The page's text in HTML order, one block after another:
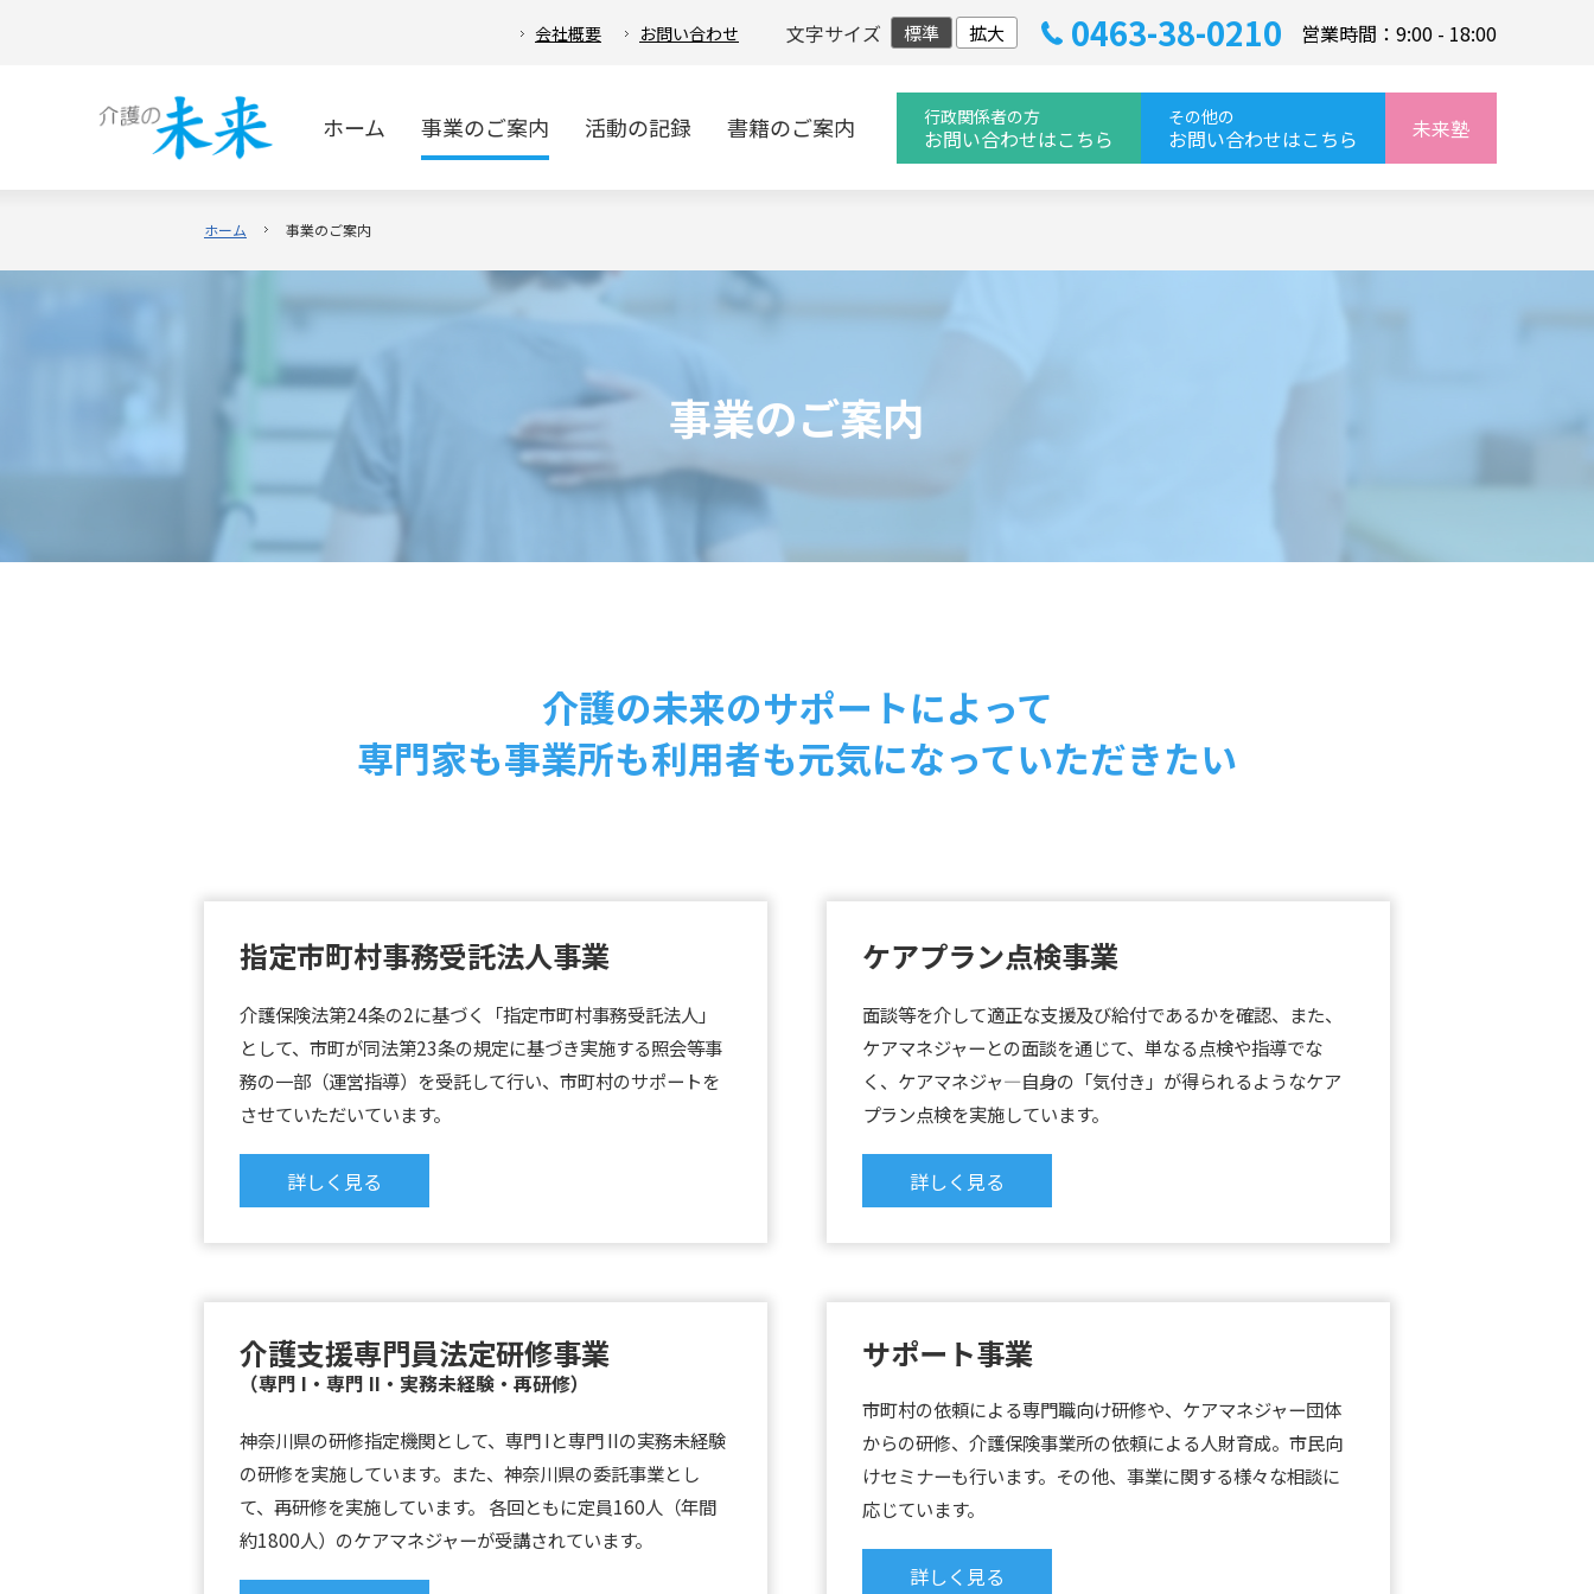
会社概要 お問い合わせ 文字サイズ 標準 拡大 0463-38-0210 営業時間：9:00 - 18:00
ホーム 事業のご案内 活動の記録 書籍のご案内 行政関係者の方
お問い合わせはこちら
その他の
お問い合わせはこちら 未来塾
ホーム 事業のご案内
事業のご案内
介護の未来のサポートによって
専門家も事業所も利用者も元気になっていただきたい
指定市町村事務受託法人事業
介護保険法第24条の2に基づく「指定市町村事務受託法人」
として、市町が同法第23条の規定に基づき実施する照会等事
務の一部（運営指導）を受託して行い、市町村のサポートを
させていただいています。
詳しく見る
ケアプラン点検事業
面談等を介して適正な支援及び給付であるかを確認、また、
ケアマネジャーとの面談を通じて、単なる点検や指導でな
く、ケアマネジャ―自身の「気付き」が得られるようなケア
プラン点検を実施しています。
詳しく見る
介護支援専門員法定研修事業
（専門 I・専門 II・実務未経験・再研修）
神奈川県の研修指定機関として、専門 Iと専門 IIの実務未経験
の研修を実施しています。また、神奈川県の委託事業とし
て、再研修を実施しています。 各回ともに定員160人（年間
約1800人）のケアマネジャーが受講されています。
サポート事業
市町村の依頼による専門職向け研修や、ケアマネジャー団体
からの研修、介護保険事業所の依頼による人財育成。市民向
けセミナーも行います。その他、事業に関する様々な相談に
応じています。
詳しく見る